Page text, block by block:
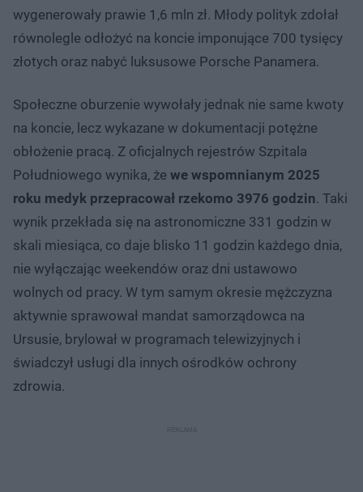
wygenerowały prawie 1,6 mln zł. Młody polityk zdołał
równolegle odłożyć na koncie imponujące 700 tysięcy
złotych oraz nabyć luksusowe Porsche Panamera.
Społeczne oburzenie wywołały jednak nie same kwoty
na koncie, lecz wykazane w dokumentacji potężne
obłożenie pracą. Z oficjalnych rejestrów Szpitala
Południowego wynika, że we wspomnianym 2025
roku medyk przepracował rzekomo 3976 godzin. Taki
wynik przekłada się na astronomiczne 331 godzin w
skali miesiąca, co daje blisko 11 godzin każdego dnia,
nie wyłączając weekendów oraz dni ustawowo
wolnych od pracy. W tym samym okresie mężczyzna
aktywnie sprawował mandat samorządowca na
Ursusie, brylował w programach telewizyjnych i
świadczył usługi dla innych ośrodków ochrony
zdrowia.